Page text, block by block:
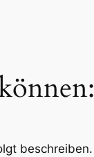
beschreiben.